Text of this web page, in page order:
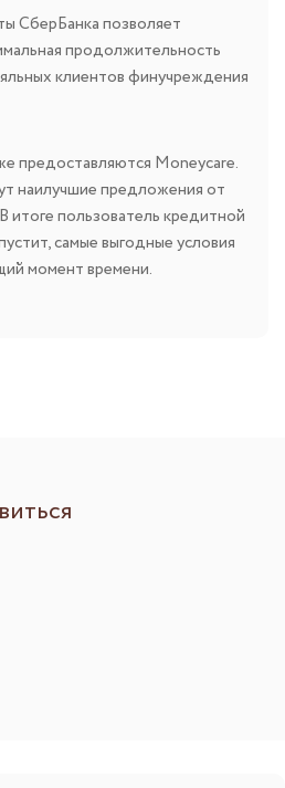
СберБанка позволяет
продолжительность
клиентов финучреждения
предоставляются Moneycare.
наилучшие предложения от
итоге пользователь кредитной
самые выгодные условия
момент времени.